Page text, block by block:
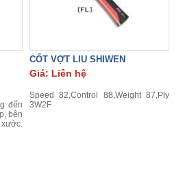
đến
bên
CỐT VỢT LIU SHIWEN
Giá: Liên hệ
Speed 82,Control 88,Weight 87,Ply
3W2F